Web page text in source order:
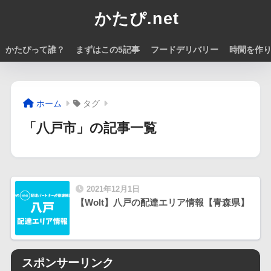
かたぴ.net
かたぴって誰？ まずはこの5記事 フードデリバリー 時間を作
ホーム タグ
「八戸市」の記事一覧
2021年12月1日
【Wolt】八戸の配達エリア情報【青森県】
スポンサーリンク